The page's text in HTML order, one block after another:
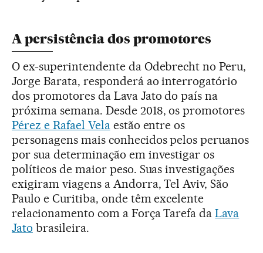
A persistência dos promotores
O ex-superintendente da Odebrecht no Peru,
Jorge Barata, responderá ao interrogatório
dos promotores da Lava Jato do país na
próxima semana. Desde 2018, os promotores
Pérez e Rafael Velaestão entre os
personagens mais conhecidos pelos peruanos
por sua determinação em investigar os
políticos de maior peso. Suas investigações
exigiram viagens a Andorra, Tel Aviv, São
Paulo e Curitiba, onde têm excelente
relacionamento com a Força Tarefa daLava
Jato brasileira.